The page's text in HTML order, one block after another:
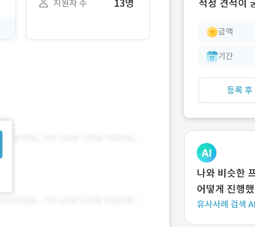
지원자 수 13명
적정 견적이
금액
기간
등록 후
나와 비슷한
어떻게 진행
유사사례 검색 AI